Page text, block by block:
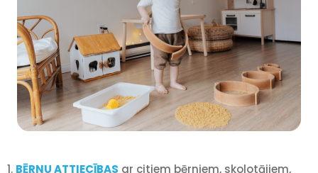
1. BĒRNU ATTIECĪBAS ar citiem bērniem, skolotājiem,